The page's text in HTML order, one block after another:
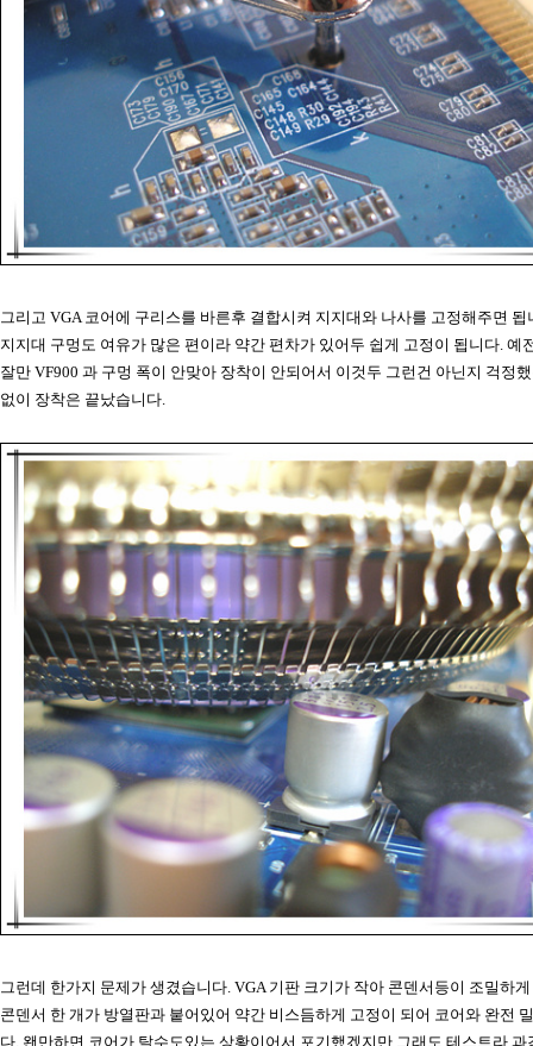
그리고 VGA 코어에 구리스를 바른후 결합시켜 지지대와 나사를 고정해주면 됩
지지대 구멍도 여유가 많은 편이라 약간 편차가 있어두 쉽게 고정이 됩니다. 예
잘만 VF900 과 구멍 폭이 안맞아 장착이 안되어서 이것두 그런건 아닌지 걱정
없이 장착은 끝났습니다.
그런데 한가지 문제가 생겼습니다. VGA 기판 크기가 작아 콘덴서등이 조밀하
콘덴서 한 개가 방열판과 붙어있어 약간 비스듬하게 고정이 되어 코어와 완전
다. 왠만하면 코어가 탈수도있는 상황이어서 포기했겠지만 그래도 테스트라 과